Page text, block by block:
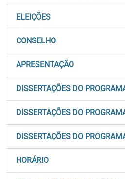
ELEIÇÕES
CONSELHO
APRESENTAÇÃO
DISSERTAÇÕES DO
DISSERTAÇÕES DO
DISSERTAÇÕES DO
HORÁRIO